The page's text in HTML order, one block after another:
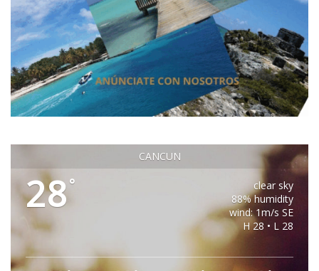
CANCUN
28°
clear sky
88% humidity
wind: 1m/s SE
H 28 • L 28